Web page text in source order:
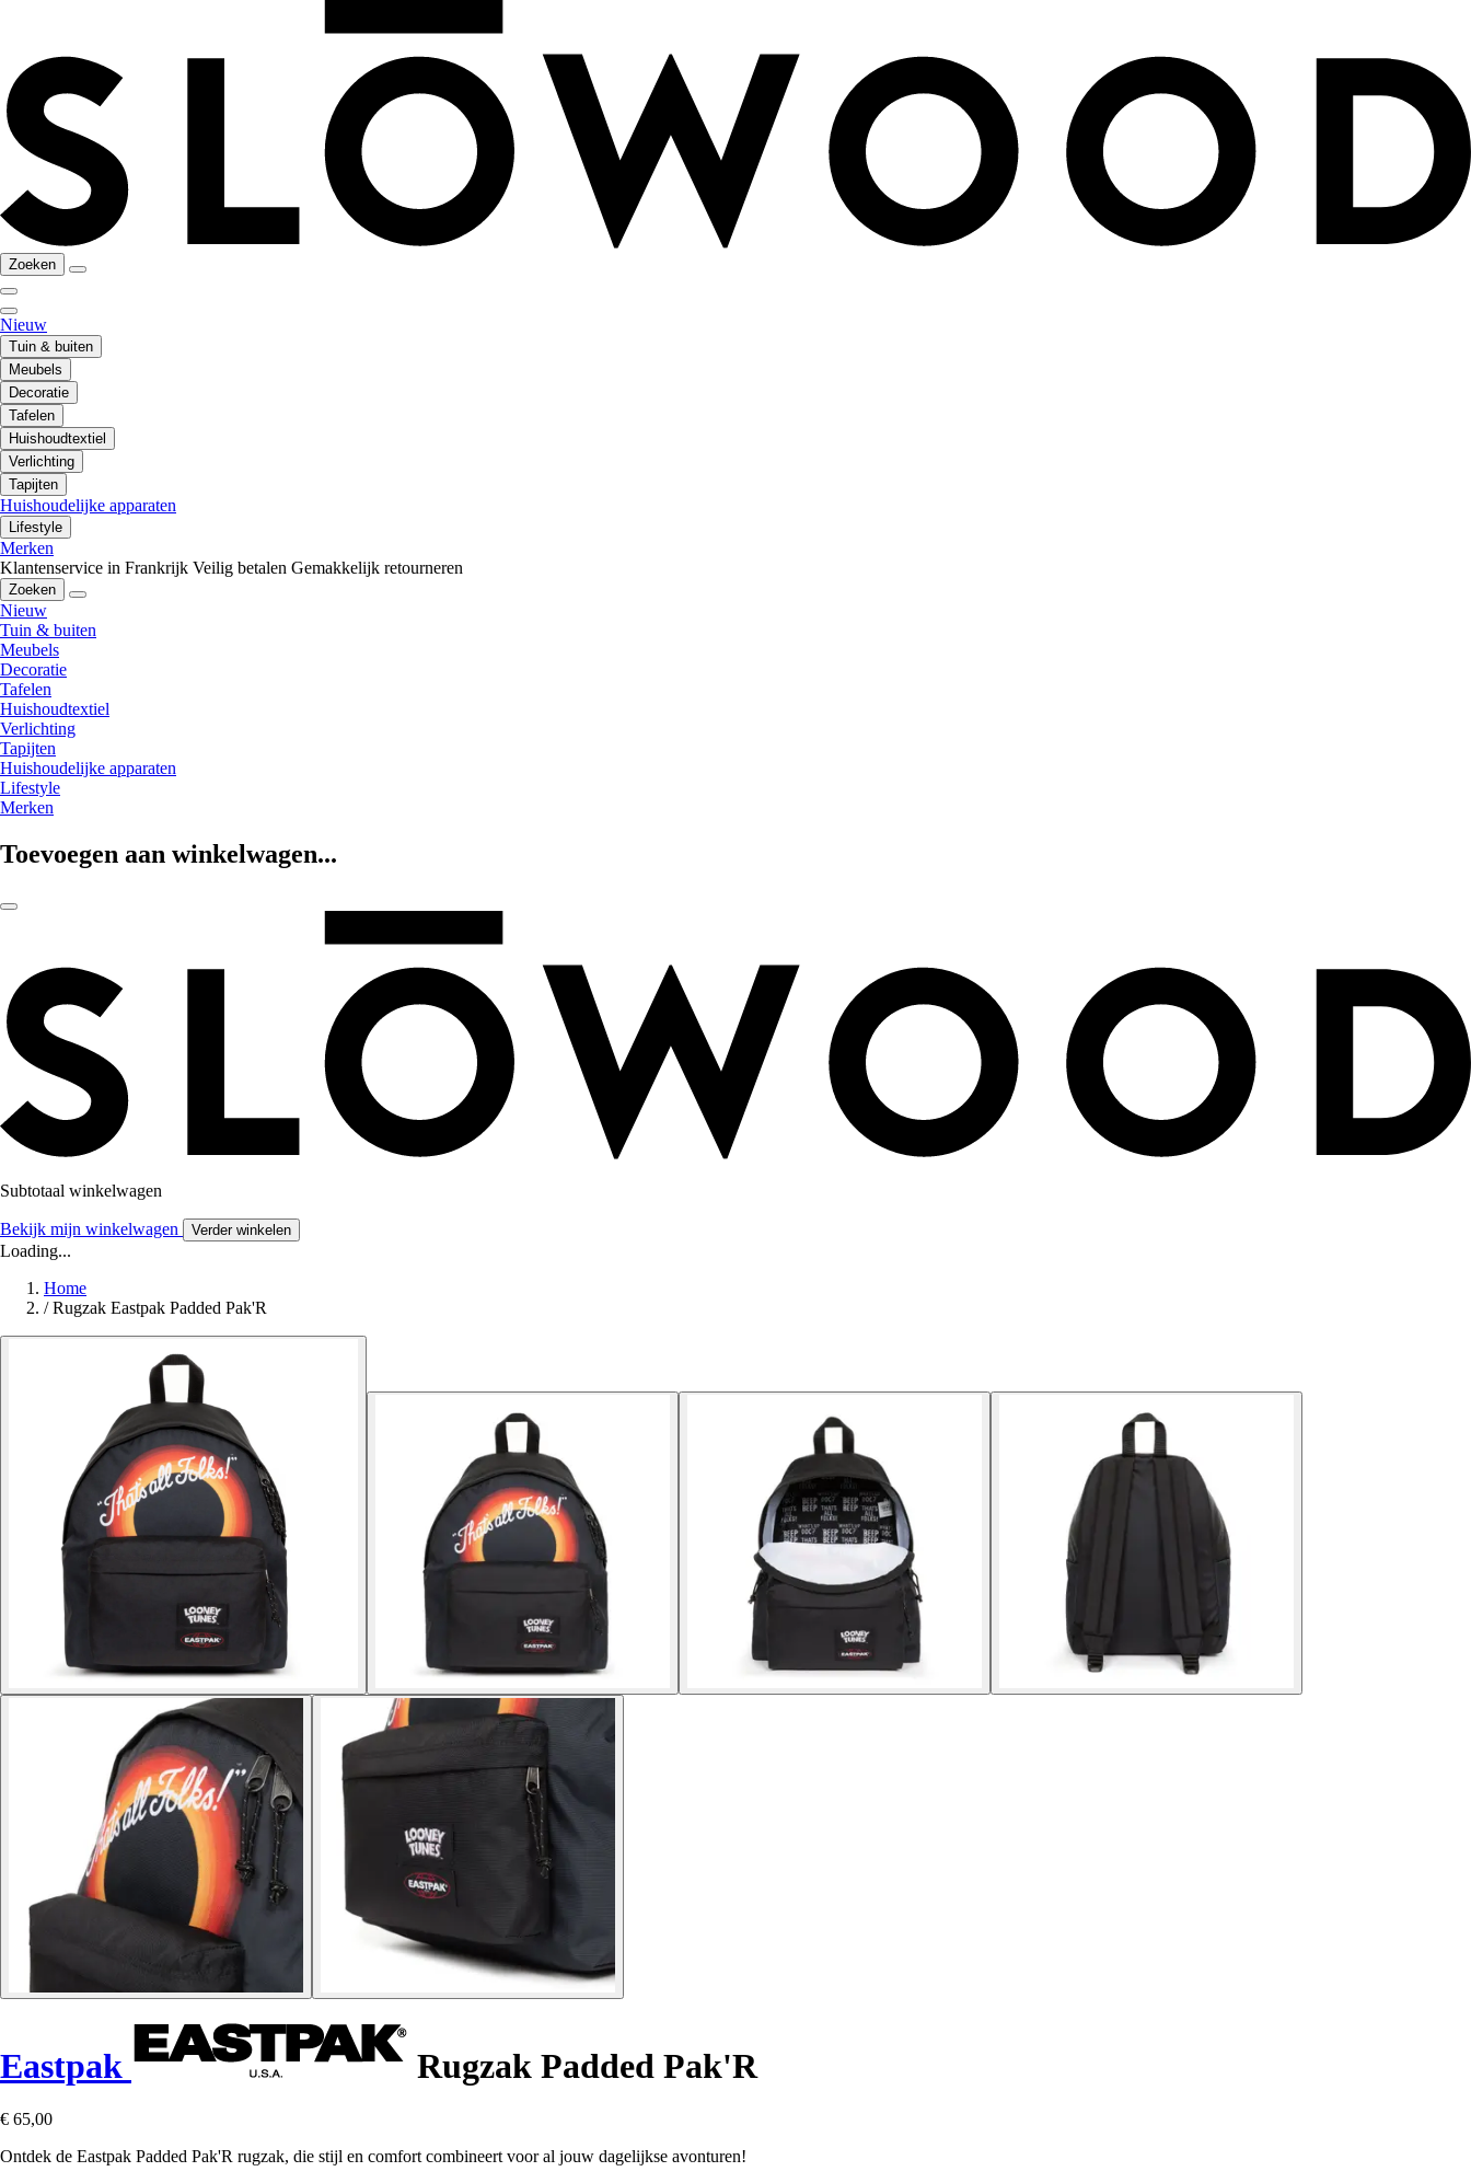
Zoeken
Nieuw
Tuin & buiten
Meubels
Decoratie
Tafelen
Huishoudtextiel
Verlichting
Tapijten
Huishoudelijke apparaten
Lifestyle
Merken
Klantenservice in Frankrijk Veilig betalen Gemakkelijk retourneren
Zoeken
Nieuw
Tuin & buiten
Meubels
Decoratie
Tafelen
Huishoudtextiel
Verlichting
Tapijten
Huishoudelijke apparaten
Lifestyle
Merken
Toevoegen aan winkelwagen...
Subtotaal winkelwagen
Bekijk mijn winkelwagen Verder winkelen
Loading...
Home
/ Rugzak Eastpak Padded Pak'R
Eastpak Rugzak Padded Pak'R
€ 65,00
Ontdek de Eastpak Padded Pak'R rugzak, die stijl en comfort combineert voor al jouw dagelijkse avonturen!